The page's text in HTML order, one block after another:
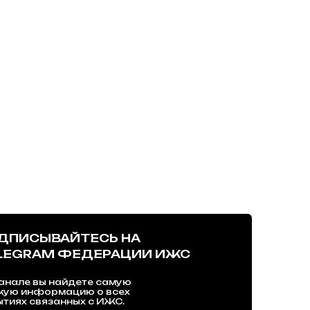
вы найдете самую
информацию о всех
связанных с ИЖС.
НА
ФЕДЕРАЦИИ ИЖС